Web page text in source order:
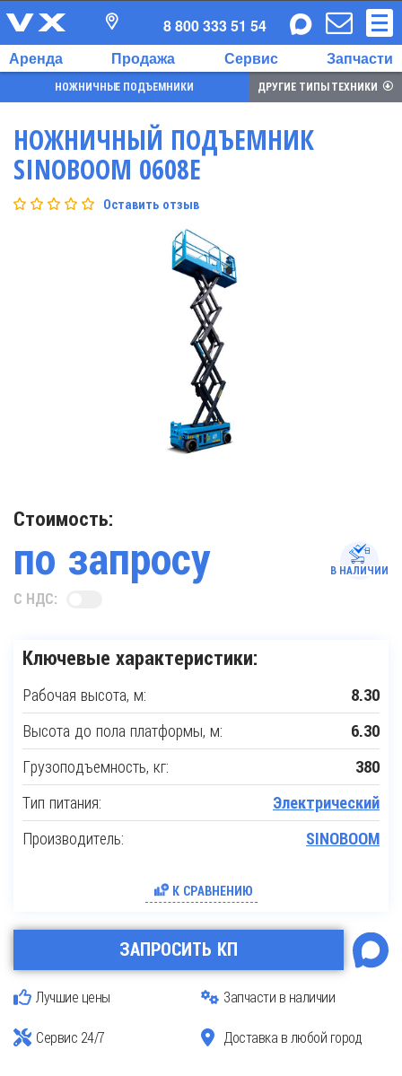
Аренда Продажа Сервис Запчасти
8 800 333 51 54
НОЖНИЧНЫЕ ПОДЪЕМНИКИ ДРУГИЕ ТИПЫ ТЕХНИКИ
НОЖНИЧНЫЙ ПОДЪЕМНИК
SINOBOOM 0608E
Оставить отзыв
Ключевые характеристики:
Рабочая высота, м: 8.30
Высота до пола платформы, м: 6.30
Грузоподъемность, кг: 380
Тип питания: Электрический
Производитель: SINOBOOM
К СРАВНЕНИЮ
ЗАПРОСИТЬ КП
Лучшие цены Запчасти в наличии
Сервис 24/7 Доставка в любой город
Стоимость:
по запросу В НАЛИЧИИ
С НДС: